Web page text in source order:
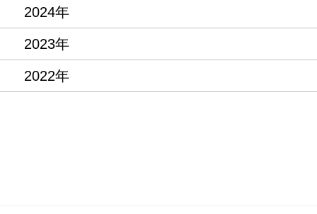
2024年
2023年
2022年